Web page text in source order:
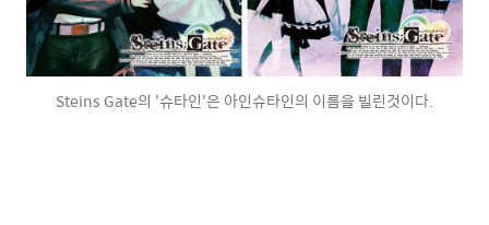
Steins Gate의 '슈타인'은 아인슈타인의 이름을 빌린것이다.